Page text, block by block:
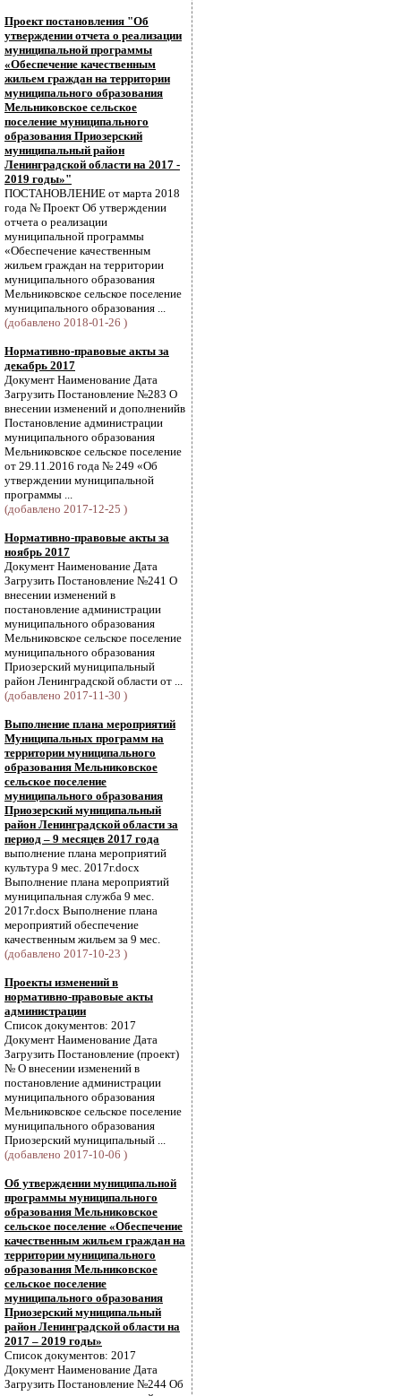
Проект постановления "Об
утверждении отчета о реализации
муниципальной программы
«Обеспечение качественным
жильем граждан на территории
муниципального образования
Мельниковское сельское
поселение муниципального
образования Приозерский
муниципальный район
Ленинградской области на 2017 -
2019 годы»"
ПОСТАНОВЛЕНИЕ от марта 2018
года № Проект Об утверждении
отчета о реализации
муниципальной программы
«Обеспечение качественным
жильем граждан на территории
муниципального образования
Мельниковское сельское поселение
муниципального образования ...
(добавлено 2018-01-26 )
Нормативно-правовые акты за
декабрь 2017
Документ Наименование Дата
Загрузить Постановление №283 О
внесении изменений и дополненийв
Постановление администрации
муниципального образования
Мельниковское сельское поселение
от 29.11.2016 года № 249 «Об
утверждении муниципальной
программы ...
(добавлено 2017-12-25 )
Нормативно-правовые акты за
ноябрь 2017
Документ Наименование Дата
Загрузить Постановление №241 О
внесении изменений в
постановление администрации
муниципального образования
Мельниковское сельское поселение
муниципального образования
Приозерский муниципальный
район Ленинградской области от ...
(добавлено 2017-11-30 )
Выполнение плана мероприятий
Муниципальных программ на
территории муниципального
образования Мельниковское
сельское поселение
муниципального образования
Приозерский муниципальный
район Ленинградской области за
период – 9 месяцев 2017 года
выполнение плана мероприятий
культура 9 мес. 2017г.docx
Выполнение плана мероприятий
муниципальная служба 9 мес.
2017г.docx Выполнение плана
мероприятий обеспечение
качественным жильем за 9 мес.
(добавлено 2017-10-23 )
Проекты изменений в
нормативно-правовые акты
администрации
Список документов: 2017
Документ Наименование Дата
Загрузить Постановление (проект)
№ О внесении изменений в
постановление администрации
муниципального образования
Мельниковское сельское поселение
муниципального образования
Приозерский муниципальный ...
(добавлено 2017-10-06 )
Об утверждении муниципальной
программы муниципального
образования Мельниковское
сельское поселение «Обеспечение
качественным жильем граждан на
территории муниципального
образования Мельниковское
сельское поселение
муниципального образования
Приозерский муниципальный
район Ленинградской области на
2017 – 2019 годы»
Список документов: 2017
Документ Наименование Дата
Загрузить Постановление №244 Об